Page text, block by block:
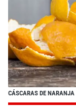
CÁSCARAS DE NARANJA